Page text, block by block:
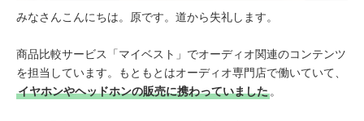
みなさんこんにちは。原です。道から失礼します。
商品比較サービス「マイベスト」でオーディオ関連のコンテンツ
を担当しています。もともとはオーディオ専門店で働いていて、
イヤホンやヘッドホンの販売に携わっていました。